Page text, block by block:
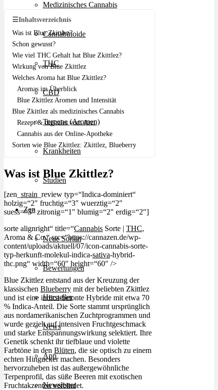
Medizinisches Cannabis
Cannabinoide
THC
CBD
Terpene (Aromen)
Krankheiten
Studien
Zen
Neue Sorten
Bewertungen
Hersteller
News
App
Newsletter
☰Inhaltsverzeichnis
Was ist Blue Zkittlez?
Schon gewusst?
Wie viel THC Gehalt hat Blue Zkittlez?
Wirkung von Blue Zkittlez
Welches Aroma hat Blue Zkittlez?
Aromas im Überblick
Blue Zkittlez Aromen und Intensität
Blue Zkittlez als medizinisches Cannabis
Rezept & digitales vom Arzt
Cannabis aus der Online-Apotheke
Sorten wie Blue Zkittlez: Zkittlez, Blueberry
Was ist Blue Zkittlez?
[zen_ strain _review typ=“Indica-dominiert“
holzig=“2″ fruchtig=“3″ wuerztig=“2″
suess=“3″ zitronig=“1″ blumig=“2″ erdig=“2″]
sorte alignright“ title=“Cannabis Sorte | THC,
Aroma & Co.“ src=“https://cannazen.de/wp-
content/uploads/aktuell/07/icon-cannabis-sorte-
typ-herkunft-molekul-indica-sativa-hybrid-
thc.png“ width=“60″ height=“60″ />
Blue Zkittlez entstand aus der Kreuzung der
klassischen Blueberry mit der beliebten Zkittlez
und ist eine indica-betonte Hybride mit etwa 70
% Indica-Anteil. Die Sorte stammt ursprünglich
aus nordamerikanischen Zuchtprogrammen und
wurde gezielt auf intensiven Fruchtgeschmack
und starke Entspannungswirkung selektiert. Ihre
Genetik schenkt ihr tiefblaue und violette
Farbtöne in den Blüten, die sie optisch zu einem
echten Hingucker machen. Besonders
hervorzuheben ist das außergewöhnliche
Terpenprofil, das süße Beeren mit exotischen
Fruchtakzenten verbindet.